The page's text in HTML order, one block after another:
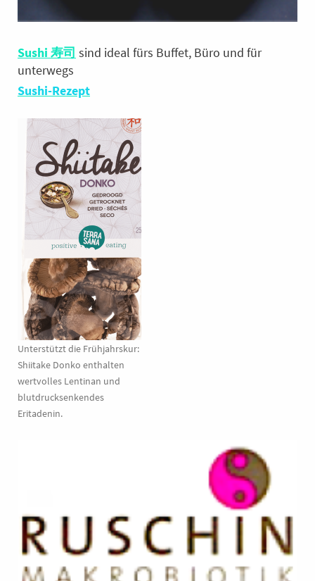
Sushi 寿司 sind ideal fürs Buffet, Büro und für
unterwegs
Sushi-Rezept
Unterstützt die Frühjahrskur:
Shiitake Donko enthalten
wertvolles Lentinan und
blutdrucksenkendes
Eritadenin.